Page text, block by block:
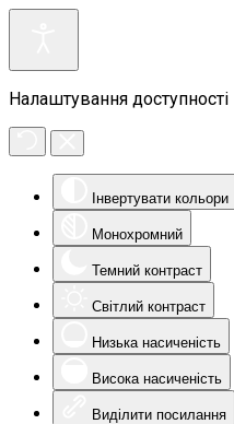
Налаштування доступності
Інвертувати кольори
Монохромний
Темний контраст
Світлий контраст
Низька насиченість
Висока насиченість
Виділити посилання